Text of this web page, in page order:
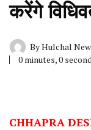
करेंगे
ByHulchal
0 minutes, 0
CHHAPRA